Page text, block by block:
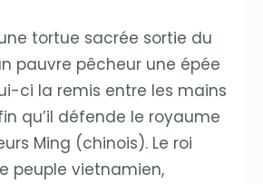
tortue sacrée sortie du
pauvre pêcheur une épée
ci la remis entre les mains
qu’il défende le royaume
Ming (chinois). Le roi
peuple vietnamien,